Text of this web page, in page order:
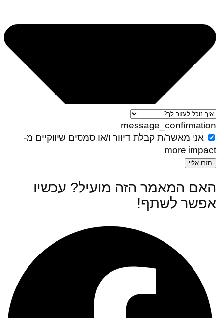
message_confirmation
אני מאשר/ת קבלת דיוור ו/או סמסים שיווקיים מ-
more impact
חזרו אליי
האם המאמר הזה מועיל? עכשיו
אפשר לשתף! ‏